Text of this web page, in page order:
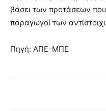
βάσει των προτάσεων που
παραγωγοί των
Πηγή: ΑΠΕ-ΜΠΕ